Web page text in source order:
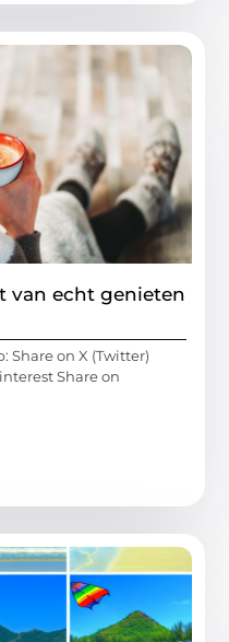
van echt genieten
Share on X (Twitter)
Share on